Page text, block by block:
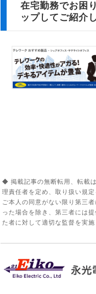
在宅勤務でお困
ップしてご紹介
◆ 掲載記事の無断転用、転載
理責任者を定め、取り扱い規
ご本人の同意がない限り第三
った場合を除き、第三者には
た者に対して適切な監督を実